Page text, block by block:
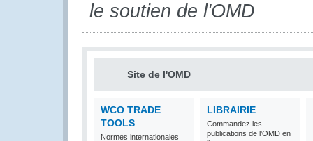
le soutien de l'OMD
Site de l'OMD
WCO TRADE
TOOLS
Normes internationales
LIBRAIRIE
Commandez les
publications de l'OMD en